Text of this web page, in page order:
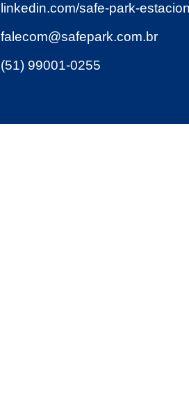
linkedin.com/safe-park-
falecom@safepark.com.br
(51) 99001-0255